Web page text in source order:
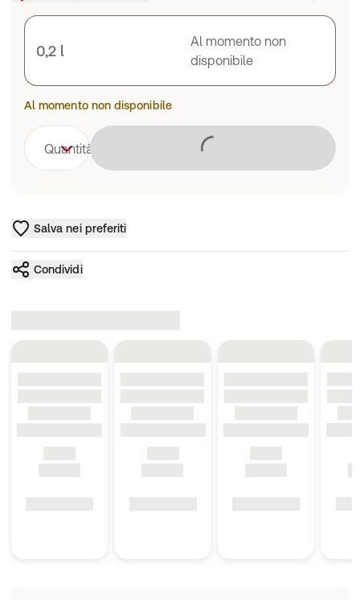
0,2 l
Al momento non
disponibile
Al momento non disponibile
Quantità
Salva nei preferiti
Condividi